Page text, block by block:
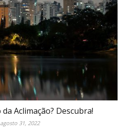
Aclimação? Descubra!
agosto 31, 2022